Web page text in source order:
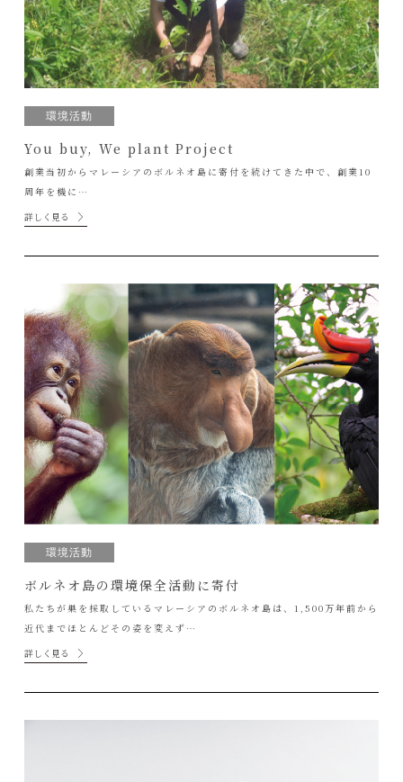
環境活動
You buy, We plant Project
創業当初からマレーシアのボルネオ島に寄付を続けてきた中で、創業10
周年を機に…
詳しく見る
環境活動
ボルネオ島の環境保全活動に寄付
私たちが巣を採取しているマレーシアのボルネオ島は、1,500万年前から
近代までほとんどその姿を変えず…
詳しく見る